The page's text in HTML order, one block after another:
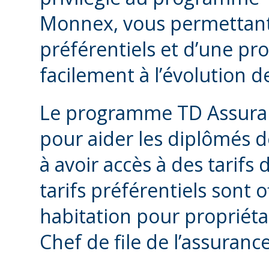
Monnex, vous
préférentiels et d’une
facilement à l’évolution
Le programme TD
pour aider les diplômés
à avoir accès à des tarifs
tarifs préférentiels sont
habitation pour
Chef de file de